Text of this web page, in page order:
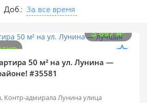
Доб.: За все время
$697 м2
50 м² на ул. Лунина —
#35581
Контр-адмирала Лунина улица